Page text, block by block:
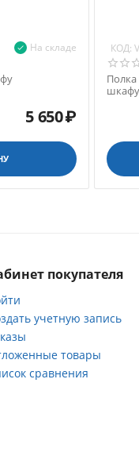
На складе
5 650₽
КОД:
покупателя
учетную запись
товары
сравнения